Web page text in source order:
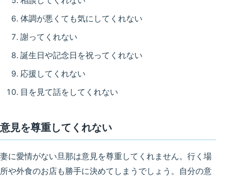
体調が悪くても気にしてくれない
謝ってくれない
誕生日や記念日を祝ってくれない
応援してくれない
目を見て話をしてくれない
意見を尊重してくれない
妻に愛情がない旦那は意見を尊重してくれません。行く場
所や外食のお店も勝手に決めてしまうでしょう。
自分の意